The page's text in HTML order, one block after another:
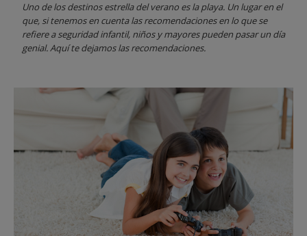
Uno de los destinos estrella del verano es la playa. Un lugar en el
que, si tenemos en cuenta las recomendaciones en lo que se
refiere a seguridad infantil, niños y mayores pueden pasar un día
genial. Aquí te dejamos las recomendaciones.